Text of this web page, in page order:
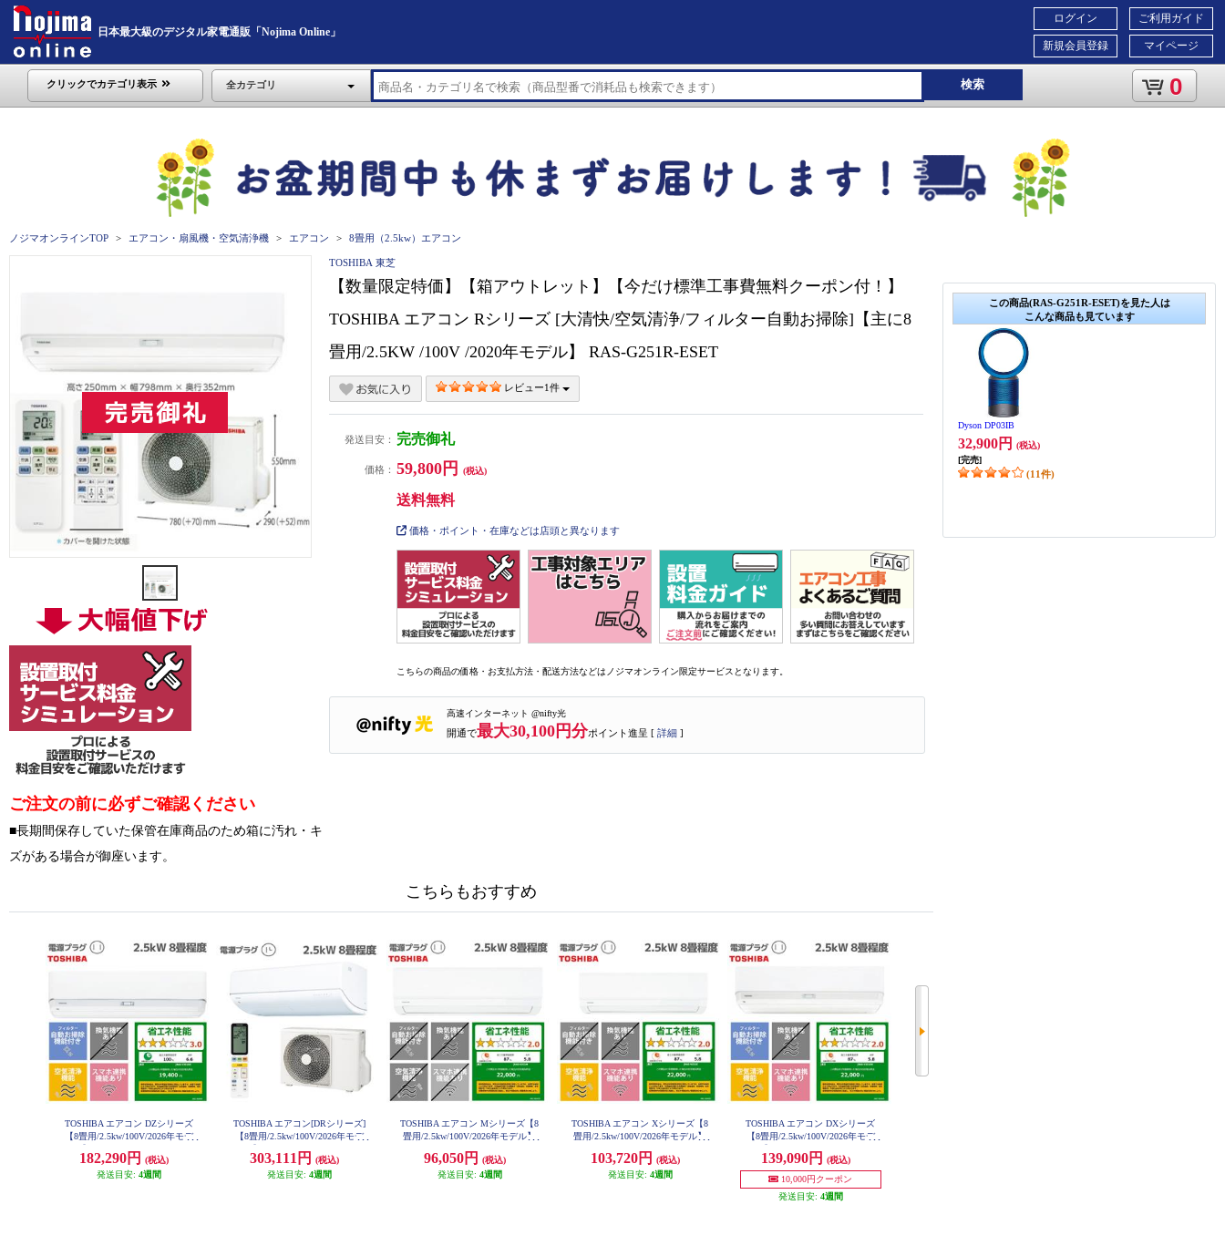
日本最大級のデジタル家電通販「Nojima Online」
ご利用ガイド
マイページ
ログイン
新規会員登録
クリックでカテゴリ表示 全カテゴリ 検索 0
ノジマオンラインTOP エアコン・扇風機・空気清浄機 エアコン 8畳用（2.5kw）エアコン
この商品(RAS-G251R-ESET)を見た人は
こんな商品も見ています
Dyson DP03IB
32,900円
(税込)
[完売]
(11件)
ご注文の前に必ずご確認ください
■長期間保存していた保管在庫商品のため箱に汚れ・キ
ズがある場合が御座います。
TOSHIBA 東芝
【数量限定特価】【箱アウトレット】【今だけ標準工事費無料クーポン付！】
TOSHIBA エアコン Rシリーズ [大清快/空気清浄/フィルター自動お掃除]【主に8
畳用/2.5KW /100V /2020年モデル】 RAS-G251R-ESET
レビュー1件
発送目安： 完売御礼
価格： 59,800円 (税込)
送料無料
価格・ポイント・在庫などは店頭と異なります
こちらの商品の価格・お支払方法・配送方法などはノジマオンライン限定サービスとなります。
高速インターネット @nifty光
開通で最大30,100円分ポイント進呈 [ 詳細 ]
こちらもおすすめ
TOSHIBA エアコン DZシリーズ
【8畳用/2.5kw/100V/2026年モデ
182,290円
(税込)
発送目安: 4週間
TOSHIBA エアコン[DRシリーズ]
【8畳用/2.5kw/100V/2026年モデ
303,111円
(税込)
発送目安: 4週間
TOSHIBA エアコン Mシリーズ【8
畳用/2.5kw/100V/2026年モデル】
96,050円
(税込)
発送目安: 4週間
TOSHIBA エアコン Xシリーズ【8
畳用/2.5kw/100V/2026年モデル】
103,720円
(税込)
発送目安: 4週間
TOSHIBA エアコン DXシリーズ
【8畳用/2.5kw/100V/2026年モデ
139,090円
(税込)
10,000円クーポン
発送目安: 4週間